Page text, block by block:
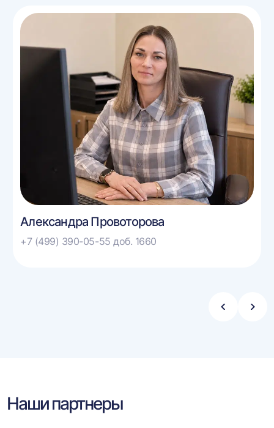
Александра Провоторова
+7 (499) 390-05-55 доб. 1660
Стрелка
Наши партнеры